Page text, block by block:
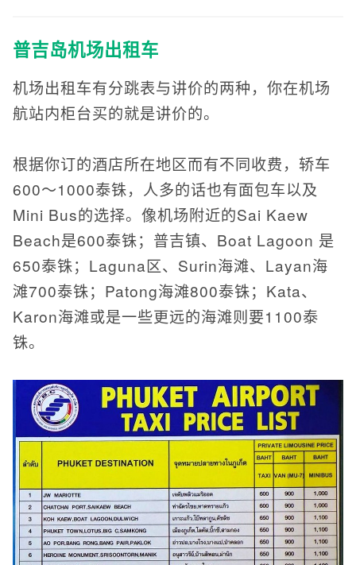
普吉岛机场出租车
机场出租车有分跳表与讲价的两种，你在机场
航站内柜台买的就是讲价的。
根据你订的酒店所在地区而有不同收费，轿车
600～1000泰铢，人多的话也有面包车以及
Mini Bus的选择。像机场附近的Sai Kaew
Beach是600泰铢；普吉镇、Boat Lagoon 是
650泰铢；Laguna区、Surin海滩、Layan海
滩700泰铢；Patong海滩800泰铢；Kata、
Karon海滩或是一些更远的海滩则要1100泰
铢。